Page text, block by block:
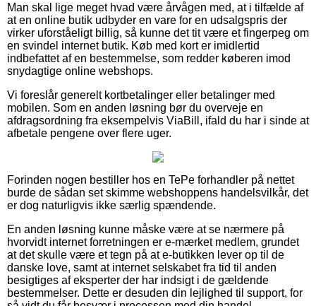
Man skal lige meget hvad være årvågen med, at i tilfælde af
at en online butik udbyder en vare for en udsalgspris der
virker uforståeligt billig, så kunne det tit være et fingerpeg om
en svindel internet butik. Køb med kort er imidlertid
indbefattet af en bestemmelse, som redder køberen imod
snydagtige online webshops.
Vi foreslår generelt kortbetalinger eller betalinger med
mobilen. Som en anden løsning bør du overveje en
afdragsordning fra eksempelvis ViaBill, ifald du har i sinde at
afbetale pengene over flere uger.
Forinden nogen bestiller hos en TePe forhandler på nettet
burde de sådan set skimme webshoppens handelsvilkår, det
er dog naturligvis ikke særlig spændende.
En anden løsning kunne måske være at se nærmere på
hvorvidt internet forretningen er e-mærket medlem, grundet
at det skulle være et tegn på at e-butikken lever op til de
danske love, samt at internet selskabet fra tid til anden
besigtiges af eksperter der har indsigt i de gældende
bestemmelser. Dette er desuden din lejlighed til support, for